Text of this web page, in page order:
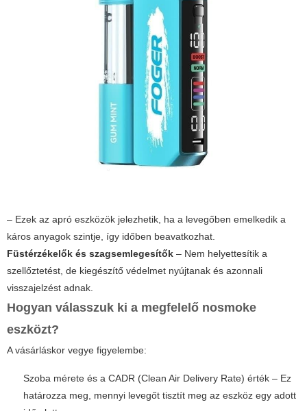
– Ezek az apró eszközök jelezhetik, ha a levegőben emelkedik a
káros anyagok szintje, így időben beavatkozhat.
Füstérzékelők és szagsemlegesítők – Nem helyettesítik a
szellőztetést, de kiegészítő védelmet nyújtanak és azonnali
visszajelzést adnak.
Hogyan válasszuk ki a megfelelő nosmoke
eszközt?
A vásárláskor vegye figyelembe:
Szoba mérete és a CADR (Clean Air Delivery Rate) érték – Ez
határozza meg, mennyi levegőt tisztít meg az eszköz egy adott